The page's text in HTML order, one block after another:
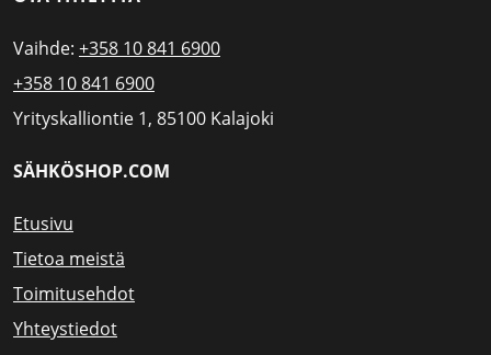
Vaihde: +358 10 841 6900
+358 10 841 6900
Yrityskalliontie 1, 85100 Kalajoki
SÄHKÖSHOP.COM
Etusivu
Tietoa meistä
Toimitusehdot
Yhteystiedot